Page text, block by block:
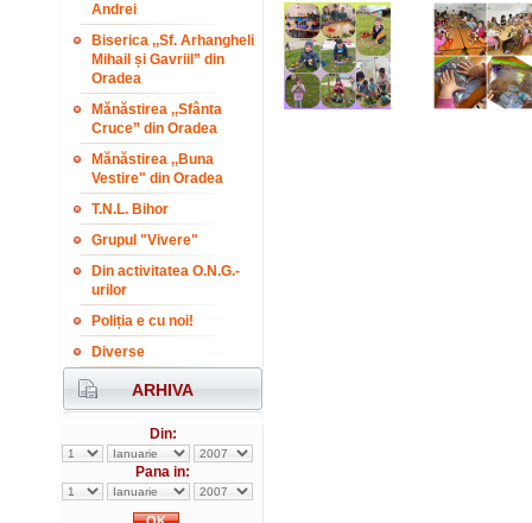
Andrei
Biserica ,,Sf. Arhangheli
Mihail și Gavriil” din
Oradea
Mănăstirea ,,Sfânta
Cruce” din Oradea
Mănăstirea ,,Buna
Vestire" din Oradea
T.N.L. Bihor
Grupul "Vivere"
Din activitatea O.N.G.-
urilor
Poliția e cu noi!
Diverse
ARHIVA
Din:
Pana in: